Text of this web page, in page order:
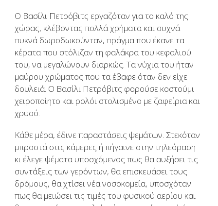
Ο Βασίλι Πετρόβιτς εργαζόταν για το καλό της
χώρας, κλέβοντας πολλά χρήματα και συχνά
πυκνά δωροδωκούνταν, πράγμα που έκανε τα
κέρατα που στόλιζαν τη φαλάκρα του κεφαλιού
του, να μεγαλώνουν διαρκώς. Τα νύχια του ήταν
μαύρου χρώματος που τα έβαφε όταν δεν είχε
δουλειά. Ο Βασίλι Πετρόβιτς φορούσε κοστούμι
χειροποίητο και ρολόι στολισμένο με ζαφείρια και
χρυσό.
Κάθε μέρα, έδινε παραστάσεις ψεμάτων. Στεκόταν
μπροστά στις κάμερες ή πήγαινε στην τηλεόραση
κι έλεγε ψέματα υποσχόμενος πως θα αυξήσει τις
συντάξεις των γερόντων, θα επισκευάσει τους
δρόμους, θα χτίσει νέα νοσοκομεία, υποσχόταν
πως θα μειώσει τις τιμές του φυσικού αερίου και